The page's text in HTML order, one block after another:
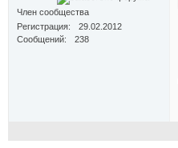
Член сообщества
Регистрация
29.02.2012
Сообщений
238